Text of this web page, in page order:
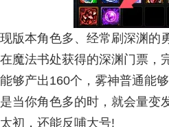
现版本角色多、经常刷深渊的
在魔法书处获得的深渊门票，
能够产出160个，雾神普通能
是当你角色多的时，就会量变
太初，还能反哺大号!